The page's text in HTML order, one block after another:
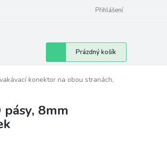
Přihlášení
Nákupní
košík
Prázdný košík
konektor na obou stranách,
8mm